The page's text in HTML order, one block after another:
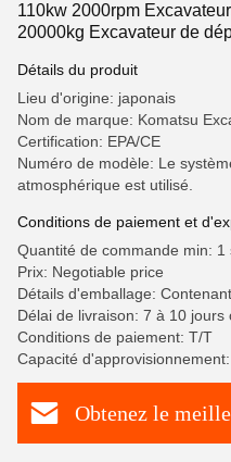
110kw 2000rpm
20000kg Excavateur de
Détails du produit
Lieu d'origine: japonais
Nom de marque: Komatsu
Certification: EPA/CE
Numéro de modèle: Le
atmosphérique est utilisé.
Conditions de paiement et
Quantité de commande min: 1
Prix: Negotiable price
Détails d'emballage:
Délai de livraison: 7 à 10 jours
Conditions de paiement: T/T
Capacité
Obtenez le